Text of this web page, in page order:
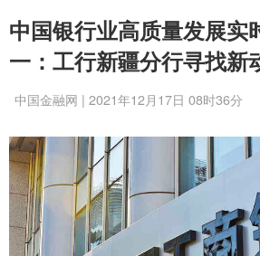
中国银行业高质量发展实
一：工行新疆分行寻找新
中国金融网 | 2021年12月17日 08时36分